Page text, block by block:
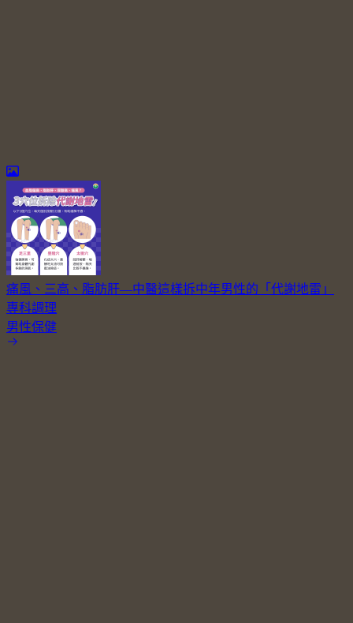
痛風、三高、脂肪肝—中醫這樣拆中年男性的「代謝地雷」
專科調理
男性保健